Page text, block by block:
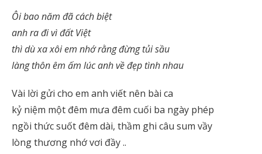
Ôi bao năm đã cách biệt
anh ra đi vì đất Việt
thì dù xa xôi em nhớ rằng đừng tủi sầu
làng thôn êm ấm lúc anh về đẹp tình nhau
Vài lời gửi cho em anh viết nên bài ca
kỷ niệm một đêm mưa đêm cuối ba ngày phép
ngồi thức suốt đêm dài, thầm ghi câu sum vầy
lòng thương nhớ vơi đầy ..